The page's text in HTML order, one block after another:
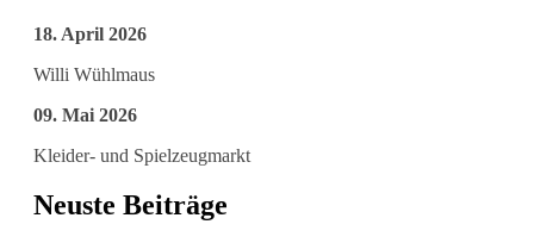
18. April 2026
Willi Wühlmaus
09. Mai 2026
Kleider- und Spielzeugmarkt
Neuste Beiträge